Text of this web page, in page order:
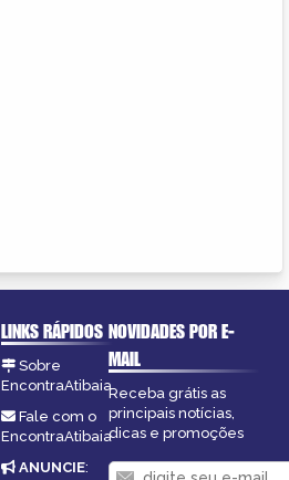
LINKS RÁPIDOS
Sobre
EncontraAtibaia
Fale com o
EncontraAtibaia
ANUNCIE:
NOVIDADES POR E-
MAIL
Receba grátis as
principais notícias,
dicas e promoções